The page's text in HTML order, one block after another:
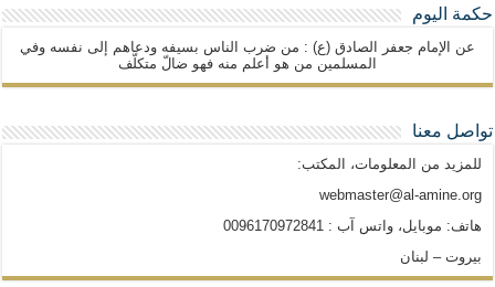
حكمة اليوم
عن الإمام جعفر الصادق (ع) : من ضرب الناس بسيفه ودعاهم إلى نفسه وفي
المسلمين من هو أعلم منه فهو ضالّ متكلّف
تواصل معنا
للمزيد من المعلومات، المكتب:
webmaster@al-amine.org
هاتف: موبايل، واتس آب : 0096170972841
بيروت – لبنان